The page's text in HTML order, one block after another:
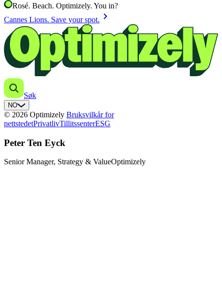
Rosé. Beach. Optimizely. You in?
Cannes Lions. Save your spot. chevron_right
Søk
NO
© 2026 Optimizely Bruksvilkår for
nettstedetPrivatlivTillitssenterESG
Peter Ten Eyck
Senior Manager, Strategy & ValueOptimizely